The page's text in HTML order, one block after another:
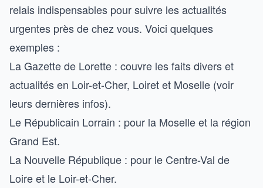
relais indispensables pour suivre les actualités
urgentes près de chez vous. Voici quelques
exemples :
La Gazette de Lorette : couvre les faits divers et
actualités en Loir-et-Cher, Loiret et Moselle (voir
leurs dernières infos).
Le Républicain Lorrain : pour la Moselle et la région
Grand Est.
La Nouvelle République : pour le Centre-Val de
Loire et le Loir-et-Cher.